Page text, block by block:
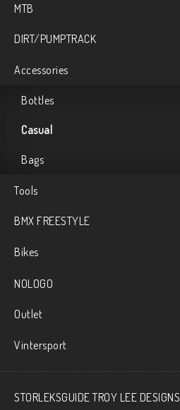
MTB
DIRT/PUMPTRACK
Accessories
Bottles
Casual
Bags
Tools
BMX FREESTYLE
Bikes
NOLOGO
Outlet
Vintersport
STORLEKSGUIDE TROY LEE DESIGNS